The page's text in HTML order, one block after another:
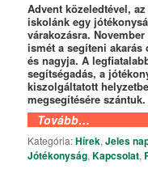
Advent közeledtével,
iskolánk egy
várakozásra.
ismét a segíteni
és nagyja. A
segítségadás, a
kiszolgáltatott
megsegítésére szántuk.
Tovább…
Kategória:Hírek,Jeles
Jótékonyság,Kapcsolat,